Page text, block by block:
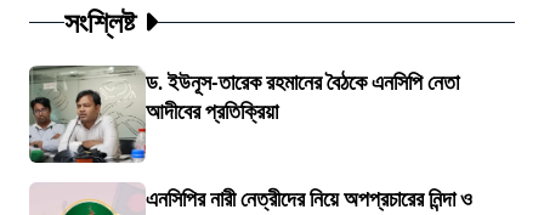
সংশ্লিষ্ট
ড. ইউনূস-তারেক রহমানের বৈঠকে এনসিপি নেতা
আদীবের প্রতিক্রিয়া
এনসিপির নারী নেত্রীদের নিয়ে অপপ্রচারের নিন্দা ও